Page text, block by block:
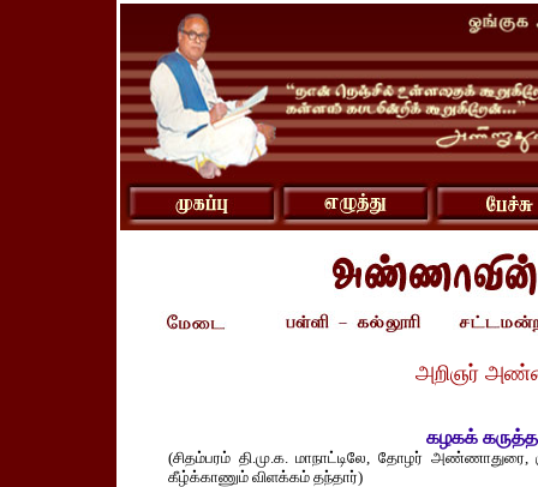
அறிஞர்
கழகக்
(சிதம்பரம் தி.மு.க. மாநாட்டிலே, தோழர் அண்ணாதுரை,
கீழ்க்காணும் விளக்கம் தந்தார்)